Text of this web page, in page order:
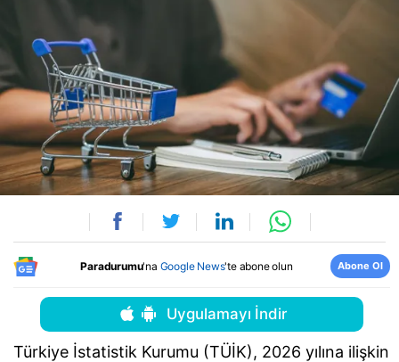
Paradurumu'na Google News'te abone olun Abone Ol
Uygulamayı İndir
Türkiye İstatistik Kurumu (TÜİK), 2026 yılına ilişkin